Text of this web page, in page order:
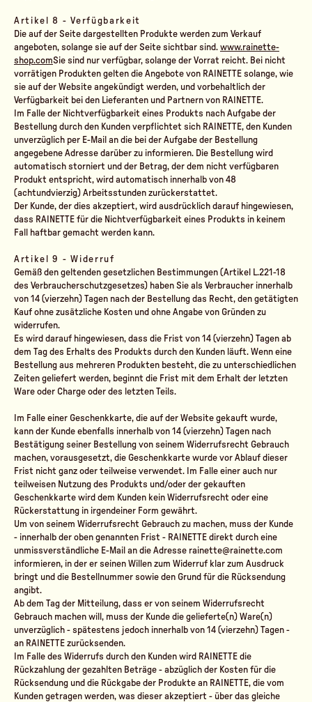
Artikel 8 - Verfügbarkeit
Die auf der Seite dargestellten Produkte werden zum Verkauf
angeboten, solange sie auf der Seite sichtbar sind. www.rainette-
shop.comSie sind nur verfügbar, solange der Vorrat reicht. Bei nicht
vorrätigen Produkten gelten die Angebote von RAINETTE solange, wie
sie auf der Website angekündigt werden, und vorbehaltlich der
Verfügbarkeit bei den Lieferanten und Partnern von RAINETTE.
Im Falle der Nichtverfügbarkeit eines Produkts nach Aufgabe der
Bestellung durch den Kunden verpflichtet sich RAINETTE, den Kunden
unverzüglich per E-Mail an die bei der Aufgabe der Bestellung
angegebene Adresse darüber zu informieren. Die Bestellung wird
automatisch storniert und der Betrag, der dem nicht verfügbaren
Produkt entspricht, wird automatisch innerhalb von 48
(achtundvierzig) Arbeitsstunden zurückerstattet.
Der Kunde, der dies akzeptiert, wird ausdrücklich darauf hingewiesen,
dass RAINETTE für die Nichtverfügbarkeit eines Produkts in keinem
Fall haftbar gemacht werden kann.
Artikel 9 - Widerruf
Gemäß den geltenden gesetzlichen Bestimmungen (Artikel L.221-18
des Verbraucherschutzgesetzes) haben Sie als Verbraucher innerhalb
von 14 (vierzehn) Tagen nach der Bestellung das Recht, den getätigten
Kauf ohne zusätzliche Kosten und ohne Angabe von Gründen zu
widerrufen.
Es wird darauf hingewiesen, dass die Frist von 14 (vierzehn) Tagen ab
dem Tag des Erhalts des Produkts durch den Kunden läuft. Wenn eine
Bestellung aus mehreren Produkten besteht, die zu unterschiedlichen
Zeiten geliefert werden, beginnt die Frist mit dem Erhalt der letzten
Ware oder Charge oder des letzten Teils.
Im Falle einer Geschenkkarte, die auf der Website gekauft wurde,
kann der Kunde ebenfalls innerhalb von 14 (vierzehn) Tagen nach
Bestätigung seiner Bestellung von seinem Widerrufsrecht Gebrauch
machen, vorausgesetzt, die Geschenkkarte wurde vor Ablauf dieser
Frist nicht ganz oder teilweise verwendet. Im Falle einer auch nur
teilweisen Nutzung des Produkts und/oder der gekauften
Geschenkkarte wird dem Kunden kein Widerrufsrecht oder eine
Rückerstattung in irgendeiner Form gewährt.
Um von seinem Widerrufsrecht Gebrauch zu machen, muss der Kunde
- innerhalb der oben genannten Frist - RAINETTE direkt durch eine
unmissverständliche E-Mail an die Adresse rainette@rainette.com
informieren, in der er seinen Willen zum Widerruf klar zum Ausdruck
bringt und die Bestellnummer sowie den Grund für die Rücksendung
angibt.
Ab dem Tag der Mitteilung, dass er von seinem Widerrufsrecht
Gebrauch machen will, muss der Kunde die gelieferte(n) Ware(n)
unverzüglich - spätestens jedoch innerhalb von 14 (vierzehn) Tagen -
an RAINETTE zurücksenden.
Im Falle des Widerrufs durch den Kunden wird RAINETTE die
Rückzahlung der gezahlten Beträge - abzüglich der Kosten für die
Rücksendung und die Rückgabe der Produkte an RAINETTE, die vom
Kunden getragen werden, was dieser akzeptiert - über das gleiche